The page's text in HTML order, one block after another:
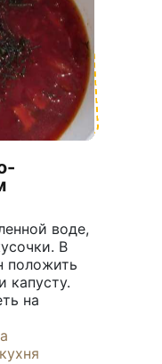
воде,
В
положить
капусту.
на